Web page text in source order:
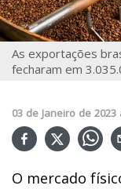
As exportações
fecharam em
03 de Janeiro de 2023
O mercado